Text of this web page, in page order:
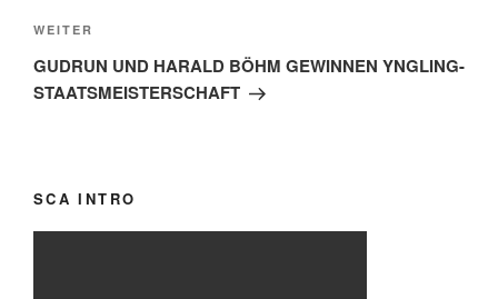
Nächster
Beitrag
WEITER
GUDRUN UND HARALD BÖHM GEWINNEN YNGLING-
STAATSMEISTERSCHAFT
SCA INTRO